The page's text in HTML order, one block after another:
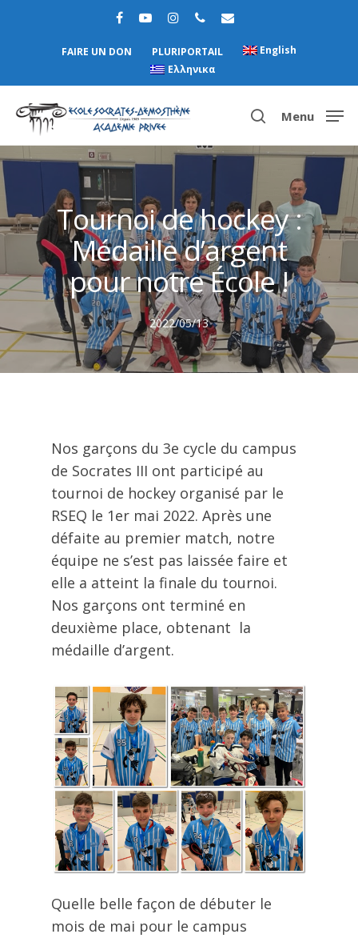
FAIRE UN DON PLURIPORTAIL
English
Ελληνικα
Hit enter to search or ESC to close
Menu
Tournoi de hockey :
Médaille d’argent
pour notre École !
2022/05/13
Nos garçons du 3e cycle du campus
de Socrates III ont participé au
tournoi de hockey organisé par le
RSEQ le 1er mai 2022. Après une
défaite au premier match, notre
équipe ne s’est pas laissée faire et
elle a atteint la finale du tournoi.
Nos garçons ont terminé en
deuxième place, obtenant la
médaille d’argent.
Quelle belle façon de débuter le
mois de mai pour le campus